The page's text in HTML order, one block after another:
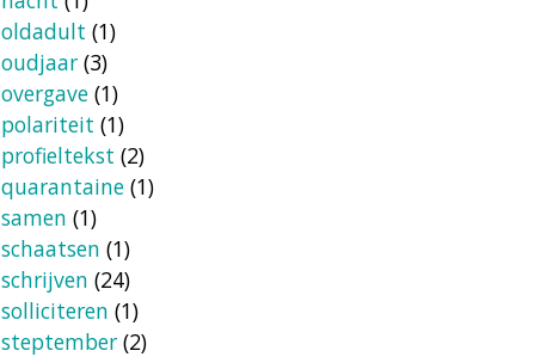
oldadult (1)
oudjaar (3)
overgave (1)
polariteit (1)
profieltekst (2)
quarantaine (1)
samen (1)
schaatsen (1)
schrijven (24)
solliciteren (1)
steptember (2)